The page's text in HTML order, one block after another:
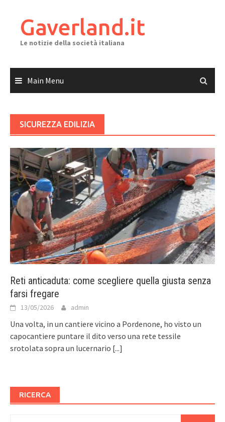
contentGaverland.it
Le notizie della società italiana
Main Menu
SICUREZZA EDILIZIA
Reti anticaduta: come scegliere quella giusta senza
farsi fregare
13/05/2026 admin
Una volta, in un cantiere vicino a Pordenone, ho visto un
capocantiere puntare il dito verso una rete tessile
srotolata sopra un lucernario [...]
RICERCA